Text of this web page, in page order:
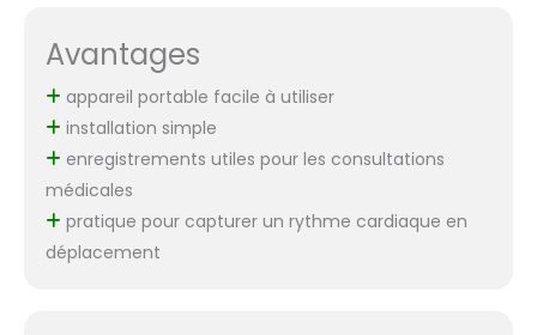
Avantages
appareil portable facile à utiliser
installation simple
enregistrements utiles pour les consultations
médicales
pratique pour capturer un rythme cardiaque en
déplacement